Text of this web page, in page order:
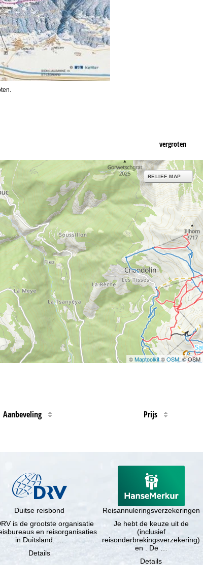
vergroten
RELIEF MAP
©Maptoolkit©OSM, © OSM
Aanbeveling Prijs
Duitse reisbond
is de grootste organisatie
en reisorganisaties
in Duitsland. …
Details
Reisannuleringsverzekeringen
Je hebt de keuze uit de
(inclusief
reisonderbrekingsverzekering)
en . De …
Details